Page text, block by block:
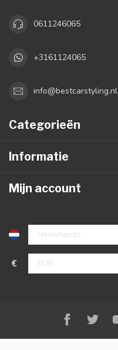
0611246065
+3161124065
info@bestcarstyling.nl
Categorieën
Informatie
Mijn account
€